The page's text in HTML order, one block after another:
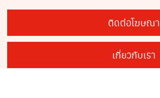
ติดต่อโฆษณา
เกี่ยวกับเรา